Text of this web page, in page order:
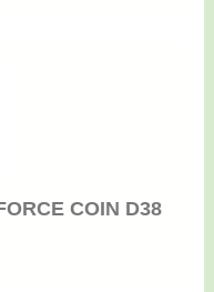
COIN D38